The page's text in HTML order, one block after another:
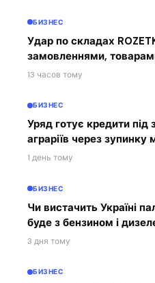
БИЗНЕС
Удар по складах
замовленнями,
13 часов тому
БИЗНЕС
Уряд готує кредити під
аграріїв через
1 день тому
БИЗНЕС
Чи вистачить Україні
буде з бензином і
3 дня тому
БИЗНЕС